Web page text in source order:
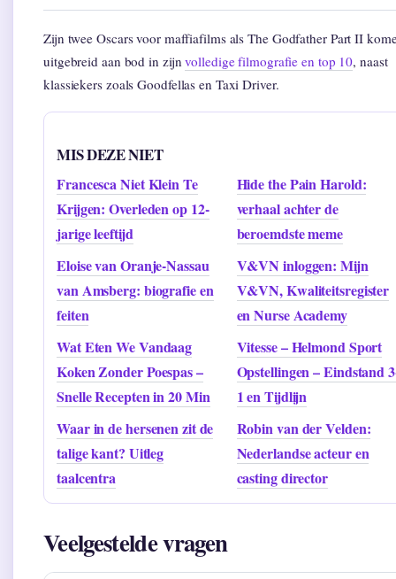
Zijn twee Oscars voor maffiafilms als The Godfather Part II
uitgebreid aan bod in zijnvolledige filmografie en top 10, naast
klassiekers zoals Goodfellas en Taxi Driver.
MIS DEZE NIET
Francesca Niet Klein Te
Krijgen: Overleden op 12-
jarige leeftijd
Hide the Pain Harold:
verhaal achter de
beroemdste meme
Eloise van Oranje-Nassau
van Amsberg: biografie en
feiten
V&VN inloggen: Mijn
V&VN, Kwaliteitsregister
en Nurse Academy
Wat Eten We Vandaag
Koken Zonder Poespas –
Snelle Recepten in 20 Min
Vitesse – Helmond Sport
Opstellingen – Eindstand
1 en Tijdlijn
Waar in de hersenen zit de
talige kant? Uitleg
taalcentra
Robin van der Velden:
Nederlandse acteur en
casting director
Veelgestelde vragen